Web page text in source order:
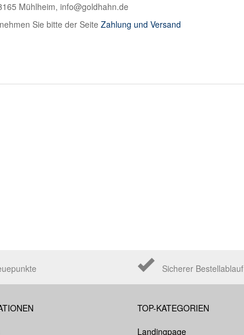
Mühlheim, info@goldhahn.de
Sie bitte der Seite Zahlung und Versand
Sicherer Bestellablauf
TOP-KATEGORIEN
Landingpage